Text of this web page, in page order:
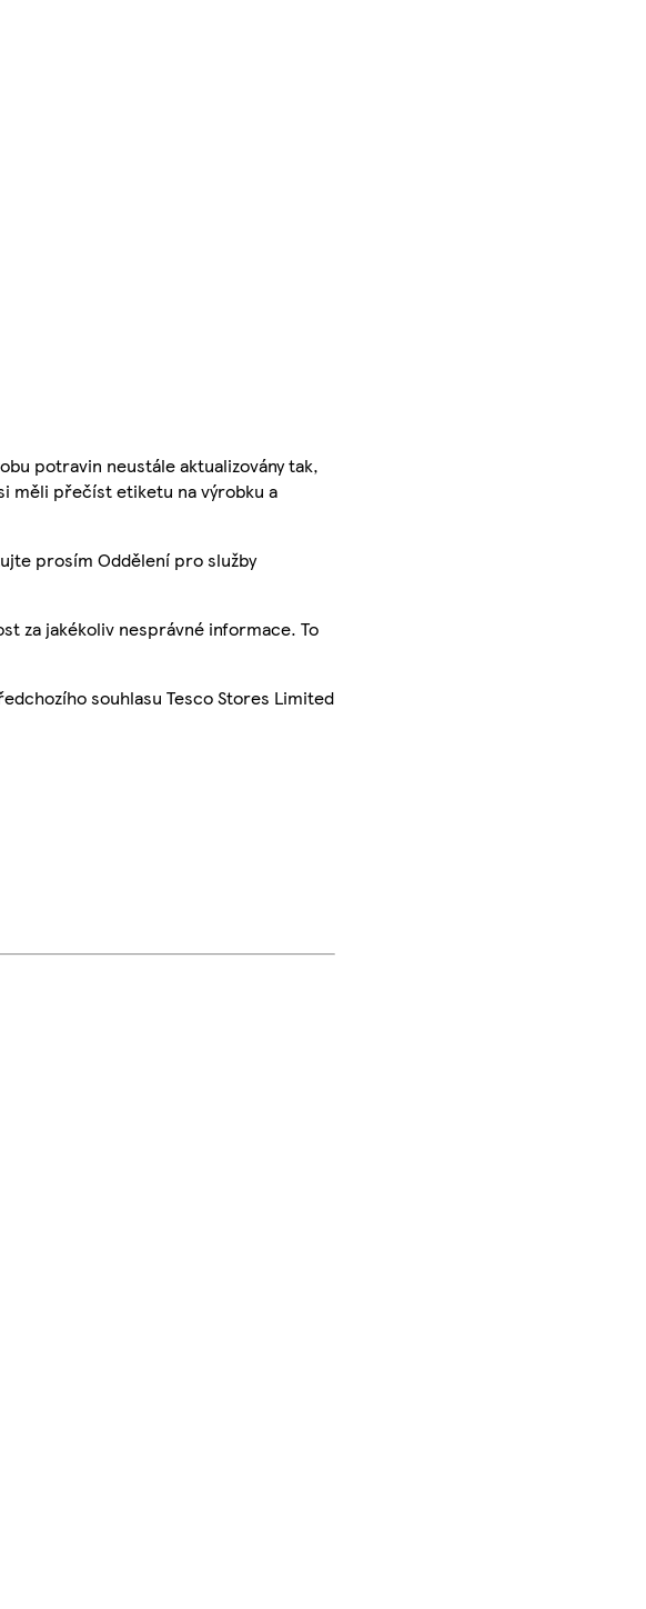
potravin neustále aktualizovány tak,
měli přečíst etiketu na výrobku a
prosím Oddělení pro služby
za jakékoliv nesprávné informace. To
souhlasu Tesco Stores Limited